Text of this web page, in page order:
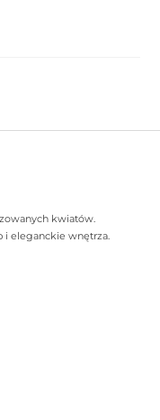
kwiatów.
i eleganckie wnętrza.